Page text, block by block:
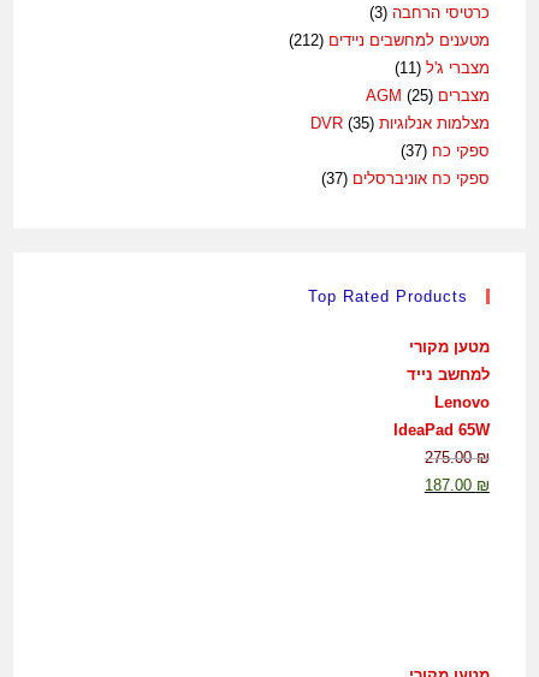
כרטיסי הרחבה (3)
מטענים למחשבים ניידים (212)
מצברי ג'ל (11)
מצברים AGM(25)
מצלמות אנלוגיות DVR(35)
ספקי כח (37)
ספקי כח אוניברסלים (37)
Top Rated Products
מטען מקורי
למחשב נייד
Lenovo
IdeaPad 65W
275.00₪
187.00 ₪